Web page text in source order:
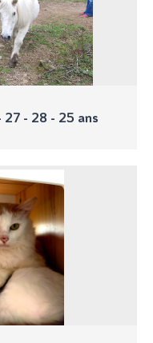
27 - 28 - 25 ans